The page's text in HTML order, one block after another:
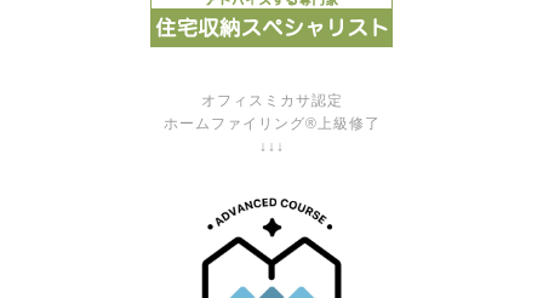
オフィスミカサ認定
ホームファイリング®上級修了
↓↓↓